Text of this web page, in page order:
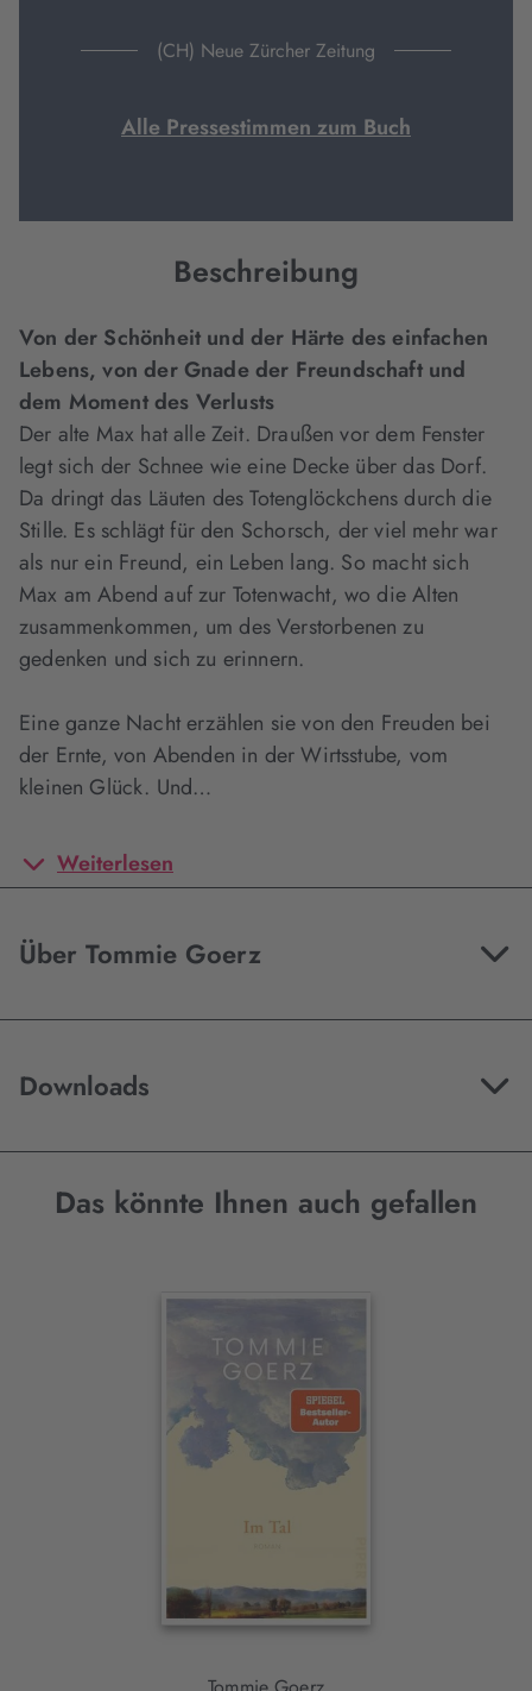
(CH) Neue Zürcher Zeitung
Alle Pressestimmen zum Buch
Beschreibung
Von der Schönheit und der Härte des einfachen
Lebens, von der Gnade der Freundschaft und
dem Moment des Verlusts
Der alte Max hat alle Zeit. Draußen vor dem Fenster
legt sich der Schnee wie eine Decke über das Dorf.
Da dringt das Läuten des Totenglöckchens durch die
Stille. Es schlägt für den Schorsch, der viel mehr war
als nur ein Freund, ein Leben lang. So macht sich
Max am Abend auf zur Totenwacht, wo die Alten
zusammenkommen, um des Verstorbenen zu
gedenken und sich zu erinnern.
Eine ganze Nacht erzählen sie von den Freuden bei
der Ernte, von Abenden in der Wirtsstube, vom
kleinen Glück. Und…
Weiterlesen
Über Tommie Goerz
Downloads
Das könnte Ihnen auch gefallen